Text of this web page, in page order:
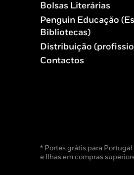
Bolsas Literárias
Penguin Educação
Bibliotecas)
Distribuição
Contactos
* Portes grátis para
e Ilhas em compras